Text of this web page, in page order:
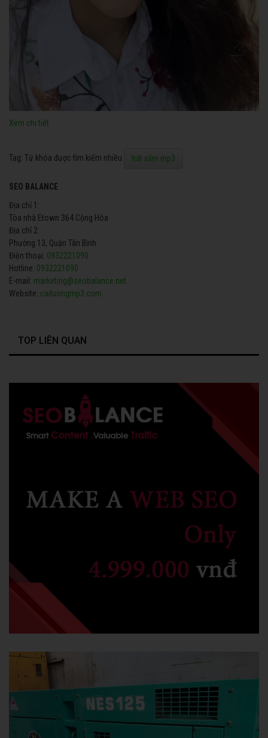
Xem chi tiết
Tag: Từ khóa được tìm kiếm nhiều hát xẩm mp3
SEO BALANCE
Địa chỉ 1:
Tòa nhà Etown 364 Cộng Hòa
Địa chỉ 2:
Phường 13, Quận Tân Bình
Điện thoại: 0932221090
Hotline: 0932221090
E-mail: marketing@seobalance.net
Website: cailuongmp3.com
TOP LIÊN QUAN